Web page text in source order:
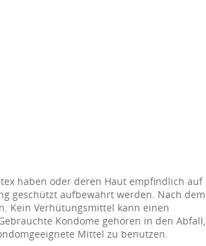
haben oder deren Haut empfindlich auf
geschützt aufbewahrt werden. Nach dem
Kein Verhütungsmittel kann einen
Kondome gehören in den Abfall,
Mittel zu benutzen.